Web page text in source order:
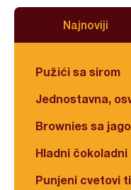
Najnoviji
Pužići sa sirom
Jednostavna,
Brownies sa
Hladni
Punjeni cvetovi